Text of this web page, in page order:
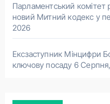
Парламентський комітет
новий Митний кодекс у
2026
Ексзаступник Мінцифри
ключову посаду 6